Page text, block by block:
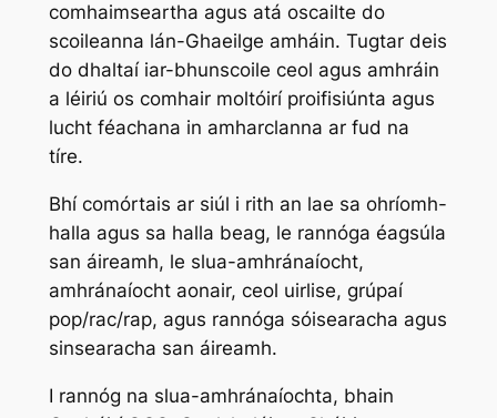
comhaimseartha agus atá oscailte do
scoileanna lán-Ghaeilge amháin. Tugtar deis
do dhaltaí iar-bhunscoile ceol agus amhráin
a léiriú os comhair moltóirí proifisiúnta agus
lucht féachana in amharclanna ar fud na
tíre.
Bhí comórtais ar siúl i rith an lae sa ohríomh-
halla agus sa halla beag, le rannóga éagsúla
san áireamh, le slua-amhránaíocht,
amhránaíocht aonair, ceol uirlise, grúpaí
pop/rac/rap, agus rannóga sóisearacha agus
sinsearacha san áireamh.
I rannóg na slua-amhránaíochta, bhain